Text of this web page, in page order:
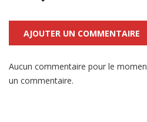
AJOUTER UN COMMENTAIRE
Aucun commentaire pour le
un commentaire.